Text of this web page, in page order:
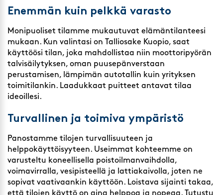
Enemmän kuin pelkkä varasto
Monipuoliset tilamme mukautuvat elämäntilanteesi
mukaan. Kun valintasi on Talliosake Kuopio, saat
käyttöösi tilan, joka mahdollistaa niin moottoripyörän
talvisäilytyksen, oman puusepänverstaan
perustamisen, lämpimän autotallin kuin yrityksen
toimitilankin. Laadukkaat puitteet antavat tilaa
ideoillesi.
Turvallinen ja toimiva ympäristö
Panostamme tilojen turvallisuuteen ja
helppokäyttöisyyteen. Useimmat kohteemme on
varusteltu koneellisella poistoilmanvaihdolla,
voimavirralla, vesipisteellä ja lattiakaivolla, joten ne
sopivat vaativaankin käyttöön. Loistava sijainti takaa,